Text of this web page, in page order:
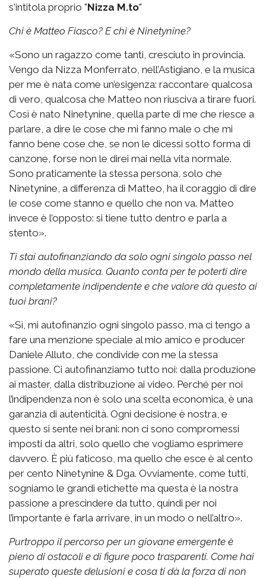
s'intitola proprio "Nizza M.to"
Chi è Matteo Fiasco? E chi è Ninetynine?
«Sono un ragazzo come tanti, cresciuto in provincia.
Vengo da Nizza Monferrato, nell’Astigiano, e la musica
per me è nata come un’esigenza: raccontare qualcosa
di vero, qualcosa che Matteo non riusciva a tirare fuori.
Così è nato Ninetynine, quella parte di me che riesce a
parlare, a dire le cose che mi fanno male o che mi
fanno bene cose che, se non le dicessi sotto forma di
canzone, forse non le direi mai nella vita normale.
Sono praticamente la stessa persona, solo che
Ninetynine, a differenza di Matteo, ha il coraggio di dire
le cose come stanno e quello che non va. Matteo
invece è l’opposto: si tiene tutto dentro e parla a
stento».
Ti stai autofinanziando da solo ogni singolo passo nel
mondo della musica. Quanto conta per te poterti dire
completamente indipendente e che valore dà questo ai
tuoi brani?
«Sì, mi autofinanzio ogni singolo passo, ma ci tengo a
fare una menzione speciale al mio amico e producer
Daniele Alluto, che condivide con me la stessa
passione. Ci autofinanziamo tutto noi: dalla produzione
ai master, dalla distribuzione ai video. Perché per noi
l’indipendenza non è solo una scelta economica, è una
garanzia di autenticità. Ogni decisione è nostra, e
questo si sente nei brani: non ci sono compromessi
imposti da altri, solo quello che vogliamo esprimere
davvero. È più faticoso, ma quello che esce è al cento
per cento Ninetynine & Dga. Ovviamente, come tutti,
sogniamo le grandi etichette ma questa è la nostra
passione a prescindere da tutto, quindi per noi
l’importante è farla arrivare, in un modo o nell’altro».
Purtroppo il percorso per un giovane emergente è
pieno di ostacoli e di figure poco trasparenti. Come hai
superato queste delusioni e cosa ti dà la forza di non